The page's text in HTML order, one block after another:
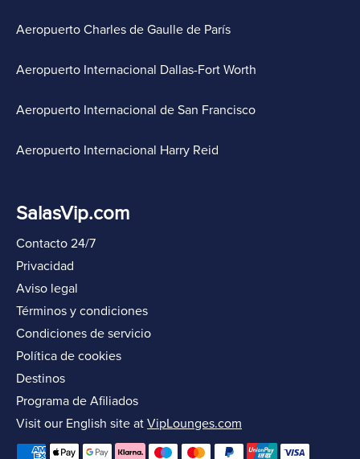
Aeropuerto Charles de Gaulle de París
Aeropuerto Internacional Dallas-Fort Worth
Aeropuerto Internacional de San Francisco
Aeropuerto Internacional Harry Reid
SalasVip.com
Contacto 24/7
Privacidad
Aviso legal
Términos y condiciones
Condiciones de servicio
Política de cookies
Destinos
Programa de Afiliados
Visit our English site at VipLounges.com